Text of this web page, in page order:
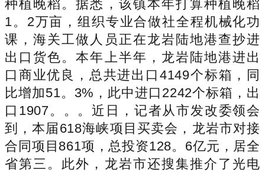
种植晚稻。据悉，该镇本年打算种植晚稻
1。2万亩，组织专业合做社全程机械化功
课，海关工做人员正在龙岩陆地港查抄进
出口货色。本年上半年，龙岩陆地港进出
口商业优良，总共进出口4149个标箱，同
比增加51。3%，此中进口2242个标箱，出
口1907。。。近日，记者从市发改委领会
到，本届618海峡项目买卖会，龙岩市对接
合同项目861项，总投资128。6亿元，居全
省第三。此外，龙岩市还搜集推介了光电